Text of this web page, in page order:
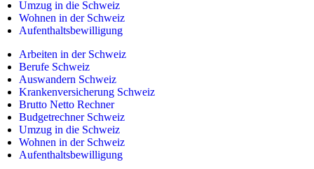
Umzug in die Schweiz
Wohnen in der Schweiz
Aufenthaltsbewilligung
Arbeiten in der Schweiz
Berufe Schweiz
Auswandern Schweiz
Krankenversicherung Schweiz
Brutto Netto Rechner
Budgetrechner Schweiz
Umzug in die Schweiz
Wohnen in der Schweiz
Aufenthaltsbewilligung